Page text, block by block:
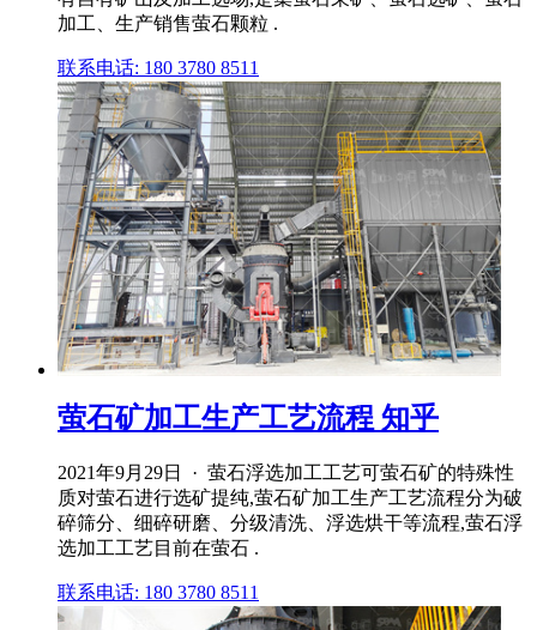
加工、生产销售萤石颗粒 .
联系电话: 180 3780 8511
萤石矿加工生产工艺流程 知乎
2021年9月29日 · 萤石浮选加工工艺可萤石矿的特殊性
质对萤石进行选矿提纯,萤石矿加工生产工艺流程分为破
碎筛分、细碎研磨、分级清洗、浮选烘干等流程,萤石浮
选加工工艺目前在萤石 .
联系电话: 180 3780 8511